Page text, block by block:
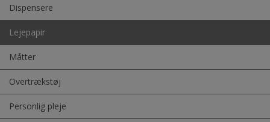
Dispensere
Lejepapir
Måtter
Overtrækstøj
Personlig pleje